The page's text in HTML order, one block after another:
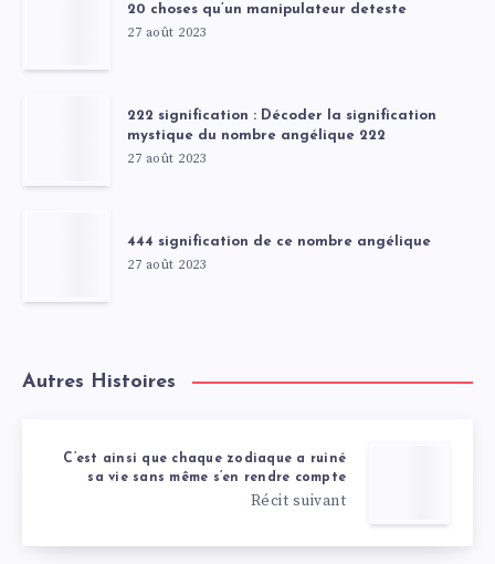
20 choses qu’un manipulateur deteste
27 août 2023
222 signification : Décoder la signification
mystique du nombre angélique 222
27 août 2023
444 signification de ce nombre angélique
27 août 2023
Autres Histoires
C’est ainsi que chaque zodiaque a ruiné
sa vie sans même s’en rendre compte
Récit suivant